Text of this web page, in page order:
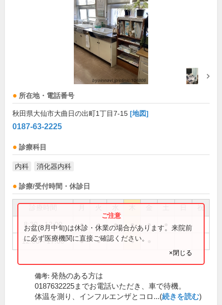
所在地・電話番号
秋田県大仙市大曲日の出町1丁目7-15 [地図]
0187-63-2225
診療科目
内科 消化器内科
診療/受付時間・休診日
祝
8:30～12:00 ● ● ● ● ●
12:00～17:00 ● ● ●
お盆(8月中旬)は休診・休業の場合があります。来院前
に必ず医療機関に直接ご確認ください。
×閉じる
備考: 発熱のある方は
0187632225までお電話いただき、車で待機。
体温を測り、インフルエンザとコロ...(続きを読む)